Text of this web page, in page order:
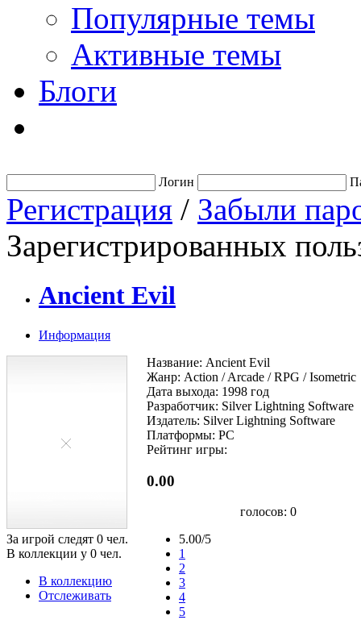
Популярные темы
Активные темы
Блоги
Логин
Регистрация / Забыли
Зарегистрированных
Ancient Evil
Информация
За игрой следят 0 чел.
В коллекции у 0 чел.
В коллекцию
Отслеживать
Название: Ancient Evil
Жанр: Action / Arcade / RPG / Isometric
Дата выхода: 1998 год
Разработчик: Silver Lightning Software
Издатель: Silver Lightning Software
Платформы: PC
Рейтинг игры:
0.00
голосов: 0
5.00/5
1
2
3
4
5